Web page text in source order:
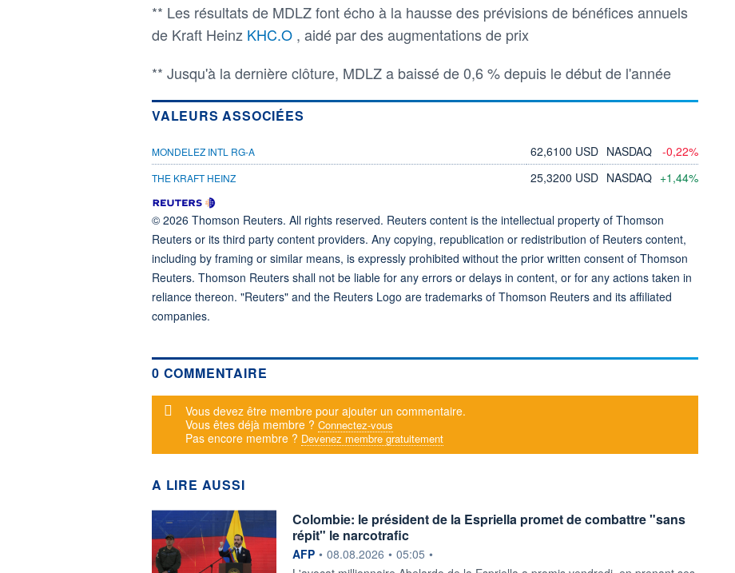
** Les résultats de MDLZ font écho à la hausse des prévisions de bénéfices annuels
de Kraft Heinz KHC.O , aidé par des augmentations de prix
** Jusqu'à la dernière clôture, MDLZ a baissé de 0,6 % depuis le début de l'année
VALEURS ASSOCIÉES
MONDELEZ INTL RG-A 62,6100 USD NASDAQ -0,22%
THE KRAFT HEINZ 25,3200 USD NASDAQ +1,44%
© 2026 Thomson Reuters. All rights reserved. Reuters content is the intellectual property of Thomson
Reuters or its third party content providers. Any copying, republication or redistribution of Reuters content,
including by framing or similar means, is expressly prohibited without the prior written consent of Thomson
Reuters. Thomson Reuters shall not be liable for any errors or delays in content, or for any actions taken in
reliance thereon. "Reuters" and the Reuters Logo are trademarks of Thomson Reuters and its affiliated
companies.
0 COMMENTAIRE
Message d'alerte
Vous devez être membre pour ajouter un commentaire.
Vous êtes déjà membre ? Connectez-vous
Pas encore membre ? Devenez membre gratuitement
A LIRE AUSSI
Colombie: le président de la Espriella promet de combattre "sans
répit" le narcotrafic
information fournie par
AFP • 08.08.2026 • 05:05 •